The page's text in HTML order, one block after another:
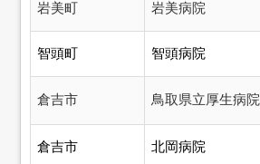
岩美町 岩美病院
智頭町 智頭病院
倉吉市 鳥取県立厚生病院
倉吉市 北岡病院